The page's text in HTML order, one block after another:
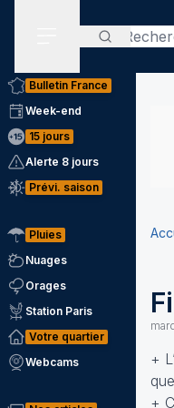
Bulletin France
Week-end
15 jours
Alerte 8 jours
Prévi. saison
Pluies
Nuages
Orages
Station Paris
Votre quartier
Webcams
+
+